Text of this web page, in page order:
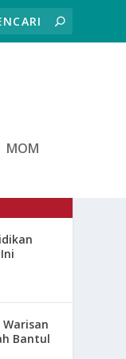
MOM
Warisan
Bantul